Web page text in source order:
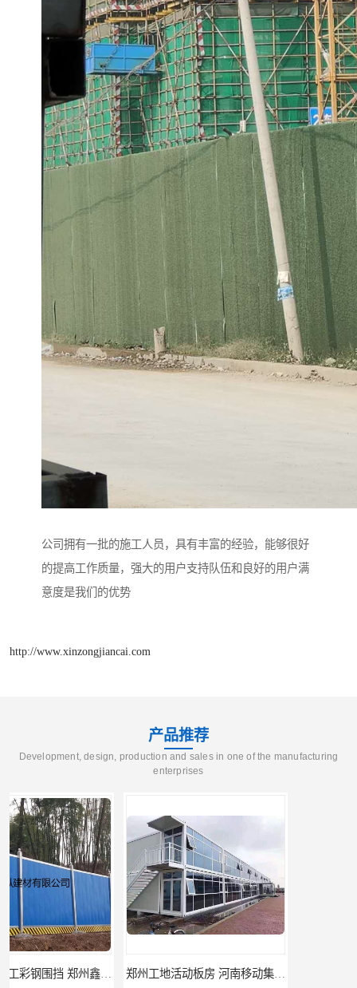
公司拥有一批的施工人员，具有丰富的经验，能够很好
的提高工作质量，强大的用户支持队伍和良好的用户满
意度是我们的优势
http://www.xinzongjiancai.com
产品推荐
Development, design, production and sales in one of the manufacturing
enterprises
郑州工地活动板房 河南移动集装箱房厂家直销 河南frp采光板 质量好价格优惠